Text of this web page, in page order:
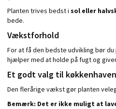
Planten trives bedst i sol eller
bede.
Vækstforhold
For at få den bedste udvikling bør
hjælper med at holde på fugt og
Et godt valg til køkkenhaven
Den flerårige vækst gør planten
Bemærk: Det er ikke muligt at